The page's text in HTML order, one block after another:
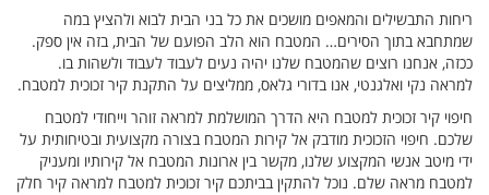
ריחות התבשילים והמאפים מושכים את כל בני הבית לבוא ולהציץ במה
שמתחבא בתוך הסירים… המטבח הוא הלב הפועם של הבית, בזה אין ספק.
ככזה, אנחנו רוצים שהמטבח שלנו יהיה נעים לעבוד לעבוד ולשהות בו.
למראה נקי ואלגנטי, אנו בדורי גלאס, ממליצים על התקנת קיר זכוכית למטבח.
חיפוי קיר זכוכית למטבח היא הדרך המושלמת למראה זוהר וייחודי למטבח
שלכם. חיפוי הזכוכית מודבק אל קירות המטבח בצורה מקצועית ובטיחותית על
ידי מיטב אנשי המקצוע שלנו, מקשר בין ארונות המטבח אל קירותיו ומעניק
למטבח מראה שלם. נוכל להתקין בביתכם קיר זכוכית למטבח למראה קיר חלק